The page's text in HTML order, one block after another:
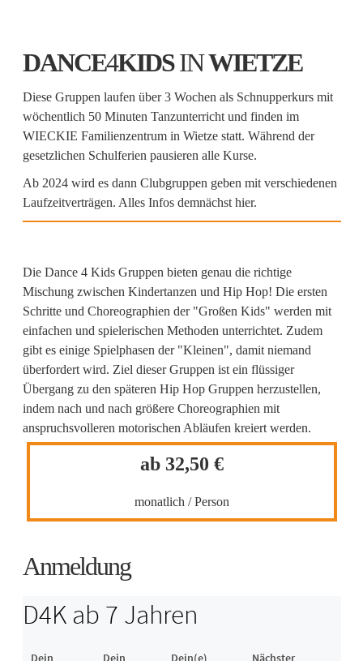
DANCE4KIDSINWIETZE
Diese Gruppen laufen über 3 Wochen als Schnupperkurs mit
wöchentlich 50 Minuten Tanzunterricht und finden im
WIECKIE Familienzentrum in Wietze statt. Während der
gesetzlichen Schulferien pausieren alle Kurse.
Ab 2024 wird es dann Clubgruppen geben mit verschiedenen
Laufzeitverträgen. Alles Infos demnächst hier.
Die Dance 4 Kids Gruppen bieten genau die richtige
Mischung zwischen Kindertanzen und Hip Hop! Die ersten
Schritte und Choreographien der "Großen Kids" werden mit
einfachen und spielerischen Methoden unterrichtet. Zudem
gibt es einige Spielphasen der "Kleinen", damit niemand
überfordert wird. Ziel dieser Gruppen ist ein flüssiger
Übergang zu den späteren Hip Hop Gruppen herzustellen,
indem nach und nach größere Choreographien mit
anspruchsvolleren motorischen Abläufen kreiert werden.
ab 32,50 €
monatlich / Person
Anmeldung